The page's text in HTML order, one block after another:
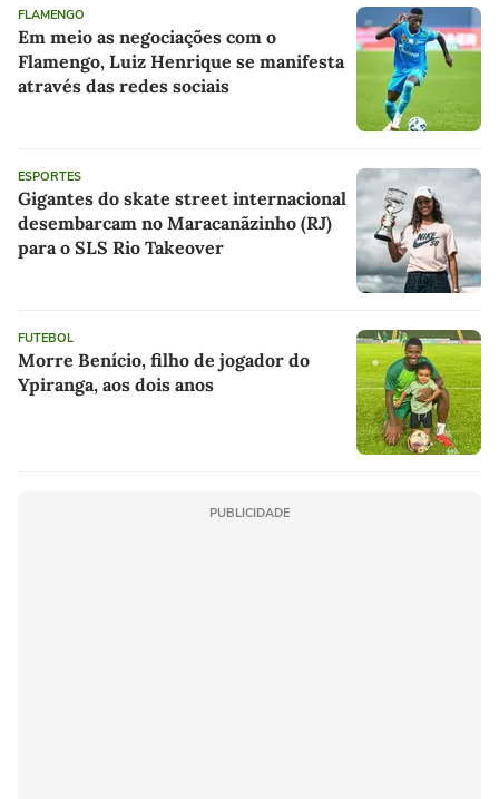
FLAMENGO
Em meio as negociações com o
Flamengo, Luiz Henrique se manifesta
através das redes sociais
ESPORTES
Gigantes do skate street internacional
desembarcam no Maracanãzinho (RJ)
para o SLS Rio Takeover
FUTEBOL
Morre Benício, filho de jogador do
Ypiranga, aos dois anos
PUBLICIDADE